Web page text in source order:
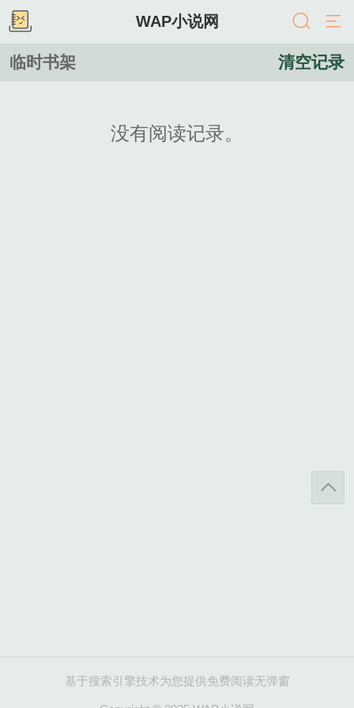
WAP小说网
临时书架 清空记录
没有阅读记录。
基于搜索引擎技术为您提供免费阅读无弹窗